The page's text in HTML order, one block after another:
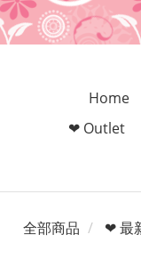
Home
❤ Outlet
全部商品 ❤ 最